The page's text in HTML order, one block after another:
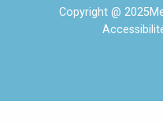
Copyright @ 2025